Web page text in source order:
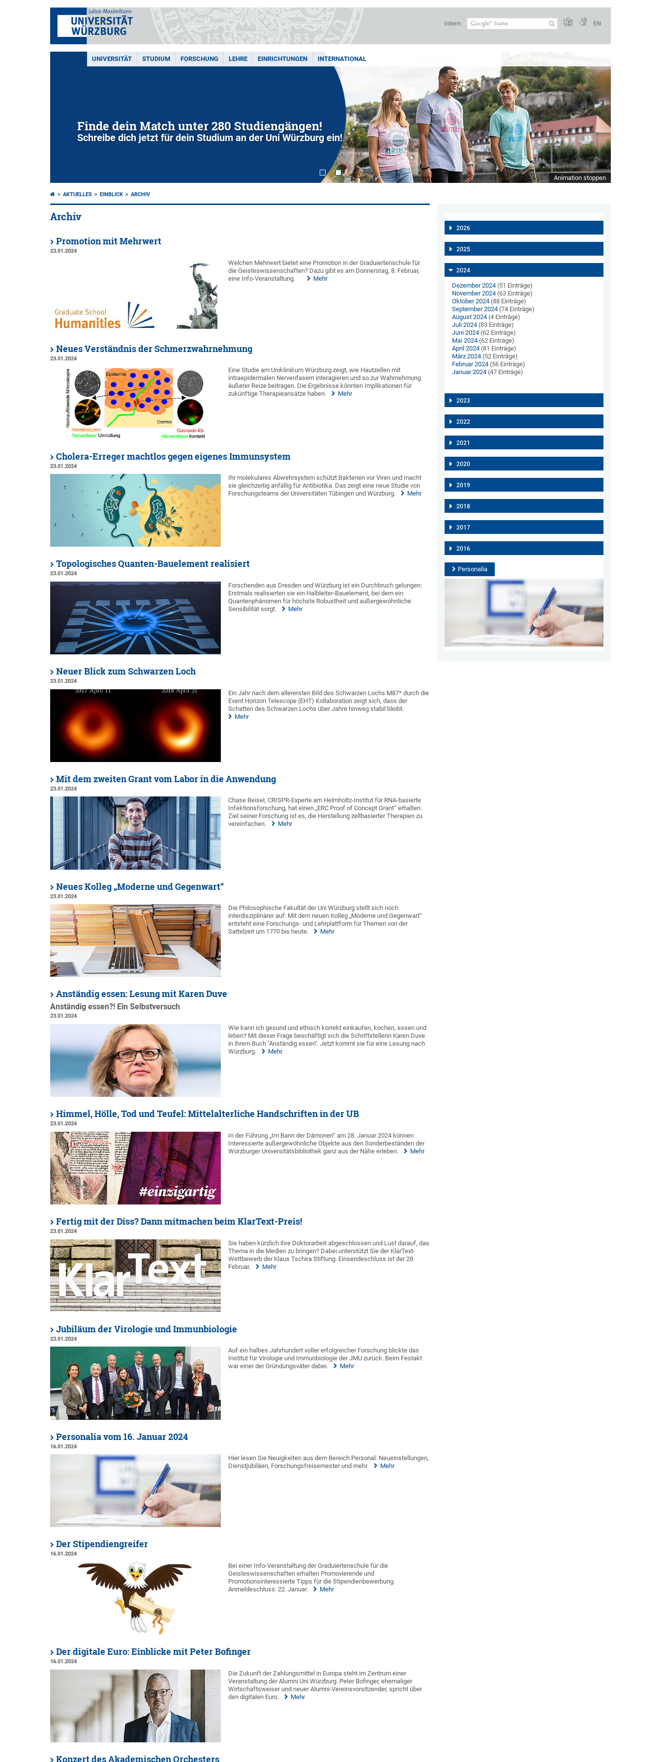
Intern EN
UNIVERSITÄT STUDIUM FORSCHUNG LEHRE EINRICHTUNGEN INTERNATIONAL
Finde dein Match unter 280 Studiengängen!
Schreibe dich jetzt für dein Studium an der Uni Würzburg ein!
Animation stoppen
AKTUELLES EINBLICK ARCHIV
Archiv
Promotion mit Mehrwert
23.01.2024
Welchen Mehrwert bietet eine Promotion in der Graduiertenschule für
die Geisteswissenschaften? Dazu gibt es am Donnerstag, 8. Februar,
eine Info-Veranstaltung.
Mehr
Neues Verständnis der Schmerzwahrnehmung
23.01.2024
Eine Studie am Uniklinikum Würzburg zeigt, wie Hautzellen mit
intraepidermalen Nervenfasern interagieren und so zur Wahrnehmung
äußerer Reize beitragen. Die Ergebnisse könnten Implikationen für
zukünftige Therapieansätze haben.
Mehr
Cholera-Erreger machtlos gegen eigenes Immunsystem
23.01.2024
Ihr molekulares Abwehrsystem schützt Bakterien vor Viren und macht
sie gleichzeitig anfällig für Antibiotika. Das zeigt eine neue Studie von
Forschungsteams der Universitäten Tübingen und Würzburg.
Mehr
Topologisches Quanten-Bauelement realisiert
23.01.2024
Forschenden aus Dresden und Würzburg ist ein Durchbruch gelungen:
Erstmals realisierten sie ein Halbleiter-Bauelement, bei dem ein
Quantenphänomen für höchste Robustheit und außergewöhnliche
Sensibilität sorgt.
Mehr
Neuer Blick zum Schwarzen Loch
23.01.2024
Ein Jahr nach dem allerersten Bild des Schwarzen Lochs M87* durch die
Event Horizon Telescope (EHT) Kollaboration zeigt sich, dass der
Schatten des Schwarzen Lochs über Jahre hinweg stabil bleibt.
Mehr
Mit dem zweiten Grant vom Labor in die Anwendung
23.01.2024
Chase Beisel, CRISPR-Experte am Helmholtz-Institut für RNA-basierte
Infektionsforschung, hat einen „ERC Proof of Concept Grant“ erhalten.
Ziel seiner Forschung ist es, die Herstellung zellbasierter Therapien zu
vereinfachen.
Mehr
Neues Kolleg „Moderne und Gegenwart“
23.01.2024
Die Philosophische Fakultät der Uni Würzburg stellt sich noch
interdisziplinärer auf: Mit dem neuen Kolleg „Moderne und Gegenwart“
entsteht eine Forschungs- und Lehrplattform für Themen von der
Sattelzeit um 1770 bis heute.
Mehr
Anständig essen: Lesung mit Karen Duve
Anständig essen?! Ein Selbstversuch
23.01.2024
Wie kann ich gesund und ethisch korrekt einkaufen, kochen, essen und
leben? Mit dieser Frage beschäftigt sich die Schriftstellerin Karen Duve
in ihrem Buch "Anständig essen". Jetzt kommt sie für eine Lesung nach
Würzburg.
Mehr
Himmel, Hölle, Tod und Teufel: Mittelalterliche Handschriften in der UB
23.01.2024
In der Führung „Im Bann der Dämonen“ am 28. Januar 2024 können
Interessierte außergewöhnliche Objekte aus den Sonderbeständen der
Würzburger Universitätsbibliothek ganz aus der Nähe erleben.
Mehr
Fertig mit der Diss? Dann mitmachen beim KlarText-Preis!
23.01.2024
Sie haben kürzlich ihre Doktorarbeit abgeschlossen und Lust darauf, das
Thema in die Medien zu bringen? Dabei unterstützt Sie der KlarText-
Wettbewerb der Klaus Tschira Stiftung. Einsendeschluss ist der 28.
Februar.
Mehr
Jubiläum der Virologie und Immunbiologie
23.01.2024
Auf ein halbes Jahrhundert voller erfolgreicher Forschung blickte das
Institut für Virologie und Immunbiologie der JMU zurück. Beim Festakt
war einer der Gründungsväter dabei.
Mehr
Personalia vom 16. Januar 2024
16.01.2024
Hier lesen Sie Neuigkeiten aus dem Bereich Personal: Neueinstellungen,
Dienstjubiläen, Forschungsfreisemester und mehr.
Mehr
Der Stipendiengreifer
16.01.2024
Bei einer Info-Veranstaltung der Graduiertenschule für die
Geisteswissenschaften erhalten Promovierende und
Promotionsinteressierte Tipps für die Stipendienbewerbung.
Anmeldeschluss: 22. Januar.
Mehr
Der digitale Euro: Einblicke mit Peter Bofinger
16.01.2024
Die Zukunft der Zahlungsmittel in Europa steht im Zentrum einer
Veranstaltung der Alumni Uni Würzburg. Peter Bofinger, ehemaliger
Wirtschaftsweiser und neuer Alumni-Vereinsvorsitzender, spricht über
den digitalen Euro.
Mehr
Konzert des Akademischen Orchesters
2026
2025
2024
Dezember 2024(51 Einträge)
November 2024(63 Einträge)
Oktober 2024(88 Einträge)
September 2024(74 Einträge)
August 2024(4 Einträge)
Juli 2024(83 Einträge)
Juni 2024(62 Einträge)
Mai 2024(62 Einträge)
April 2024(81 Einträge)
März 2024(52 Einträge)
Februar 2024(56 Einträge)
Januar 2024(47 Einträge)
2023
2022
2021
2020
2019
2018
2017
2016
Personalia